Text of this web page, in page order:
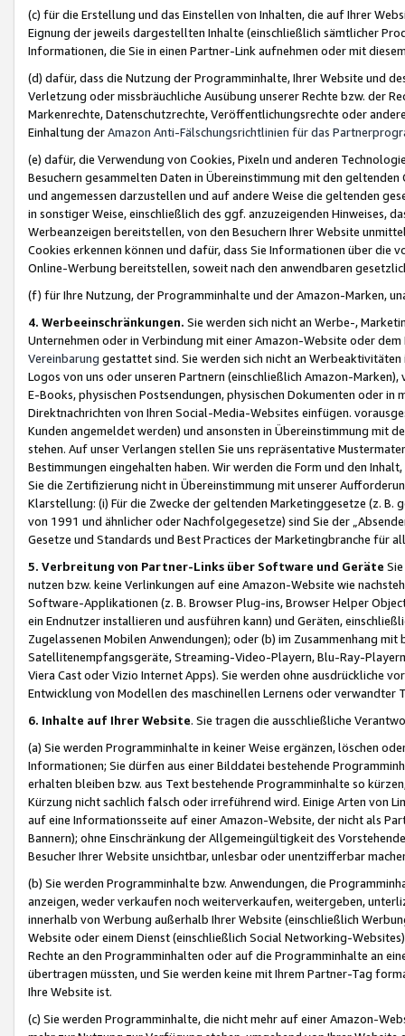
(c) für die Erstellung und das Einstellen von Inhalten, die auf Ihrer
Eignung der jeweils dargestellten Inhalte (einschließlich sämtlicher
Informationen, die Sie in einen Partner-Link aufnehmen oder mit
(d) dafür, dass die Nutzung der Programminhalte, Ihrer Website und
Verletzung oder missbräuchliche Ausübung unserer Rechte bzw. der
Markenrechte, Datenschutzrechte, Veröffentlichungsrechte oder
Einhaltung derAmazon Anti-Fälschungsrichtlinien für das
(e) dafür, die Verwendung von Cookies, Pixeln und anderen
Besuchern gesammelten Daten in Übereinstimmung mit den
und angemessen darzustellen und auf andere Weise die geltenden
in sonstiger Weise, einschließlich des ggf. anzuzeigenden Hinweises,
Werbeanzeigen bereitstellen, von den Besuchern Ihrer Website
Cookies erkennen können und dafür, dass Sie Informationen über die
Online-Werbung bereitstellen, soweit nach den anwendbaren
(f) für Ihre Nutzung, der Programminhalte und der Amazon-Marken,
4. Werbeeinschränkungen. Sie werden sich nicht an Werbe-,
Unternehmen oder in Verbindung mit einer Amazon-Website oder
Vereinbarung gestattet sind. Sie werden sich nicht an
Logos von uns oder unseren Partnern (einschließlich Amazon-
E-Books, physischen Postsendungen, physischen Dokumenten oder in
Direktnachrichten von Ihren Social-Media-Websites einfügen.
Kunden angemeldet werden) und ansonsten in Übereinstimmung mit
stehen. Auf unser Verlangen stellen Sie uns repräsentative
Bestimmungen eingehalten haben. Wir werden die Form und den
Sie die Zertifizierung nicht in Übereinstimmung mit unserer
Klarstellung: (i) Für die Zwecke der geltenden Marketinggesetze (z. B.
von 1991 und ähnlicher oder Nachfolgegesetze) sind Sie der
Gesetze und Standards und Best Practices der Marketingbranche für
5. Verbreitung von Partner-Links über Software und Geräte
nutzen bzw. keine Verlinkungen auf eine Amazon-Website wie
Software-Applikationen (z. B. Browser Plug-ins, Browser Helper
ein Endnutzer installieren und ausführen kann) und Geräten,
Zugelassenen Mobilen Anwendungen); oder (b) im Zusammenhang
Satellitenempfangsgeräte, Streaming-Video-Playern, Blu-Ray-
Viera Cast oder Vizio Internet Apps). Sie werden ohne ausdrückliche
Entwicklung von Modellen des maschinellen Lernens oder
6. Inhalte auf Ihrer Website. Sie tragen die ausschließliche
(a) Sie werden Programminhalte in keiner Weise ergänzen, löschen
Informationen; Sie dürfen aus einer Bilddatei bestehende
erhalten bleiben bzw. aus Text bestehende Programminhalte so
Kürzung nicht sachlich falsch oder irreführend wird. Einige Arten von
auf eine Informationsseite auf einer Amazon-Website, der nicht als
Bannern); ohne Einschränkung der Allgemeingültigkeit des
Besucher Ihrer Website unsichtbar, unlesbar oder unentzifferbar
(b) Sie werden Programminhalte bzw. Anwendungen, die
anzeigen, weder verkaufen noch weiterverkaufen, weitergeben,
innerhalb von Werbung außerhalb Ihrer Website (einschließlich
Website oder einem Dienst (einschließlich Social Networking-
Rechte an den Programminhalten oder auf die Programminhalte an
übertragen müssten, und Sie werden keine mit Ihrem Partner-Tag
Ihre Website ist.
(c) Sie werden Programminhalte, die nicht mehr auf einer Amazon-